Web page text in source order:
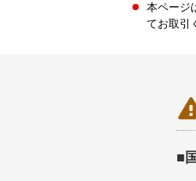
本ページ
てお取引
■